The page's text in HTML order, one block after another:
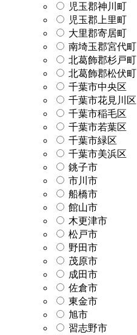
児玉郡神川町
児玉郡上里町
大里郡寄居町
南埼玉郡宮代町
北葛飾郡杉戸町
北葛飾郡松伏町
千葉市中央区
千葉市花見川区
千葉市稲毛区
千葉市若葉区
千葉市緑区
千葉市美浜区
銚子市
市川市
船橋市
館山市
木更津市
松戸市
野田市
茂原市
成田市
佐倉市
東金市
旭市
習志野市